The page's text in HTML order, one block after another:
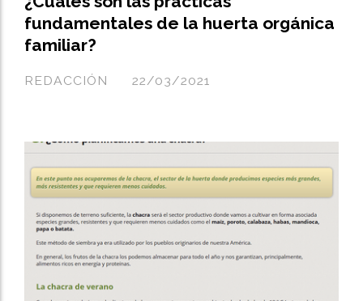
fundamentales de la huerta orgánica
familiar?
REDACCIÓN 22/03/2021